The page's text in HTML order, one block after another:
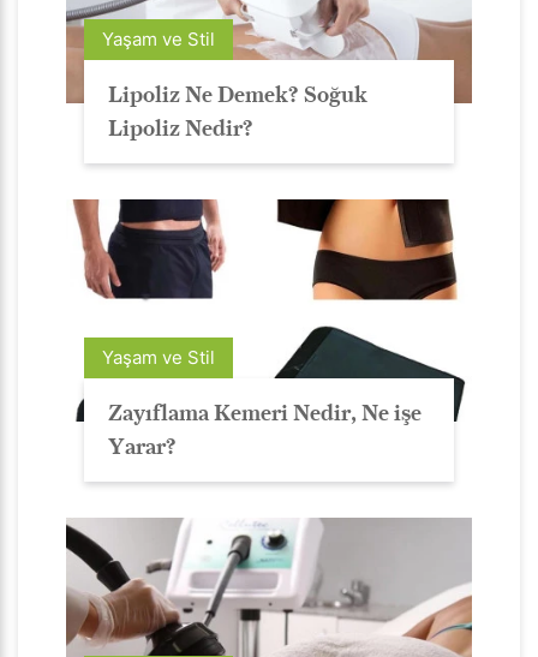
Yaşam ve Stil
Lipoliz Ne Demek? Soğuk
Lipoliz Nedir?
Yaşam ve Stil
Zayıflama Kemeri Nedir, Ne işe
Yarar?